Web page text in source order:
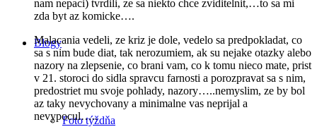
Blogy
Foto týždňa
nam nepaci) tvrdili, ze sa niekto chce zviditelnit,…to sa mi
zda byt az komicke….
Malacania vedeli, ze kriz je dole, vedelo sa predpokladat, co
sa s nim bude diat, tak nerozumiem, ak su nejake otazky alebo
nazory na zlepsenie, co brani vam, co k tomu nieco mate, prist
v 21. storoci do sidla spravcu farnosti a porozpravat sa s nim,
predostriet mu svoje pohlady, nazory…..nemyslim, ze by bol
az taky nevychovany a minimalne vas neprijal a
nevypocul…..